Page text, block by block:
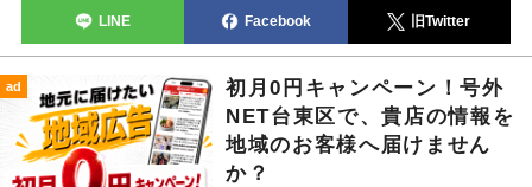
LINE Facebook 旧Twitter
ad
初月0円キャンペーン！号外
NET台東区で、貴店の情報を
地域のお客様へ届けません
か？